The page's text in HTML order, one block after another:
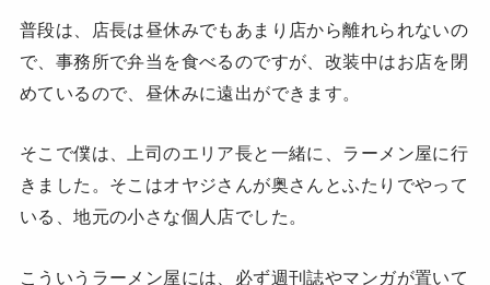
普段は、店長は昼休みでもあまり店から離れられないの
で、事務所で弁当を食べるのですが、改装中はお店を閉
めているので、昼休みに遠出ができます。
そこで僕は、上司のエリア長と一緒に、ラーメン屋に行
きました。そこはオヤジさんが奥さんとふたりでやって
いる、地元の小さな個人店でした。
こういうラーメン屋には、必ず週刊誌やマンガが置いて